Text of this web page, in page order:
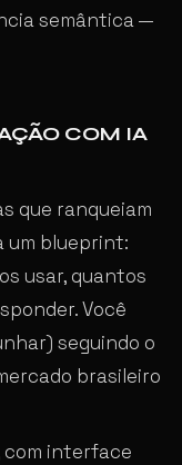
semântica —
COM IA
que ranqueiam
um blueprint:
usar, quantos
Você
seguindo o
brasileiro
com interface